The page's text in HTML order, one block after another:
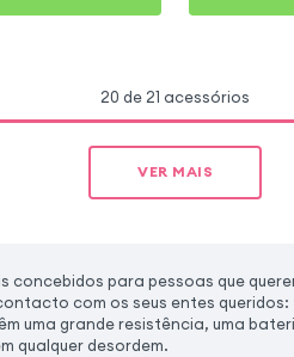
20 de 21 acessórios
VER MAIS
para pessoas que
com os seus entes
uma grande resistência, uma
qualquer desordem.